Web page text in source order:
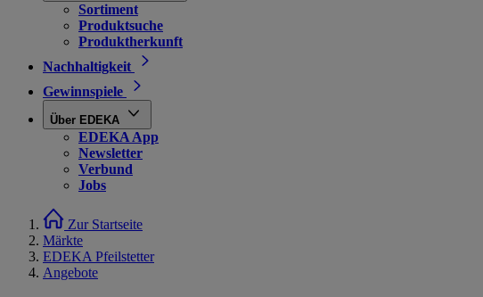
Sortiment
Produktsuche
Produktherkunft
Nachhaltigkeit
Gewinnspiele
Über EDEKA
EDEKA App
Newsletter
Verbund
Jobs
Zur Startseite
Märkte
EDEKA Pfeilstetter
Angebote